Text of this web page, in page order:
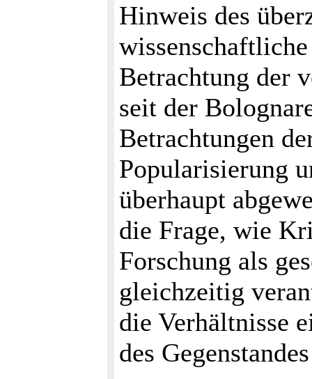
Hinweis des
Betrachtung der
seit der
Betrachtungen
Popularisierung
überhaupt
die Frage, wie
Forschung als
gleichzeitig
die Verhältnisse
des